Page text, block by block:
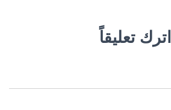
اترك تعليقاً